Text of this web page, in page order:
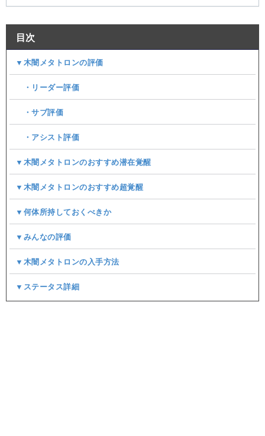
目次
▼木闇メタトロンの評価
・リーダー評価
・サブ評価
・アシスト評価
▼木闇メタトロンのおすすめ潜在覚醒
▼木闇メタトロンのおすすめ超覚醒
▼何体所持しておくべきか
▼みんなの評価
▼木闇メタトロンの入手方法
▼ステータス詳細